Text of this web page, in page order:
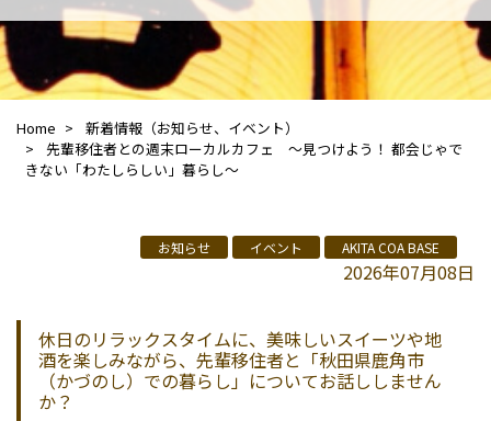
Home
新着情報（お知らせ、イベント）
先輩移住者との週末ローカルカフェ ～見つけよう！ 都会じゃで
きない「わたしらしい」暮らし～
お知らせ イベント AKITA COA BASE
2026年07月08日
休日のリラックスタイムに、美味しいスイーツや地
酒を楽しみながら、先輩移住者と「秋田県鹿角市
（かづのし）での暮らし」についてお話ししません
か？